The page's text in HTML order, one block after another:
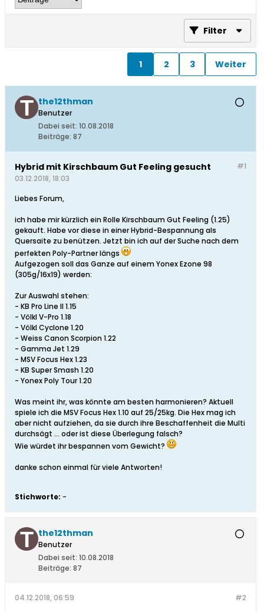
Filter
1 2 3 Weiter
the12thman
Benutzer
Dabei seit: 10.08.2018
Beiträge: 87
#1
Hybrid mit Kirschbaum Gut Feeling gesucht
03.12.2018, 18:03
Liebes Forum,
ich habe mir kürzlich ein Rolle Kirschbaum Gut Feeling (1.25)
gekauft. Habe vor diese in einer Hybrid-Bespannung als
Quersaite zu benützen. Jetzt bin ich auf der Suche nach dem
perfekten Poly-Partner längs
Aufgezogen soll das Ganze auf einem Yonex Ezone 98
(305g/16x19) werden:
Zur Auswahl stehen:
- KB Pro Line II 1.15
- Völkl V-Pro 1.18
- Völkl Cyclone 1.20
- Weiss Canon Scorpion 1.22
- Gamma Jet 1.29
- MSV Focus Hex 1.23
- KB Super Smash 1.20
- Yonex Poly Tour 1.20
Was meint ihr, was könnte am besten harmonieren? Aktuell
spiele ich die MSV Focus Hex 1.10 auf 25/25kg. Die Hex mag ich
aber nicht aufziehen, da sie durch ihre Beschaffenheit die Multi
durchsägt ... oder ist diese Überlegung falsch?
Wie würdet ihr bespannen vom Gewicht?
danke schon einmal für viele Antworten!
Stichworte: -
the12thman
Benutzer
Dabei seit: 10.08.2018
Beiträge: 87
#2
04.12.2018, 06:59